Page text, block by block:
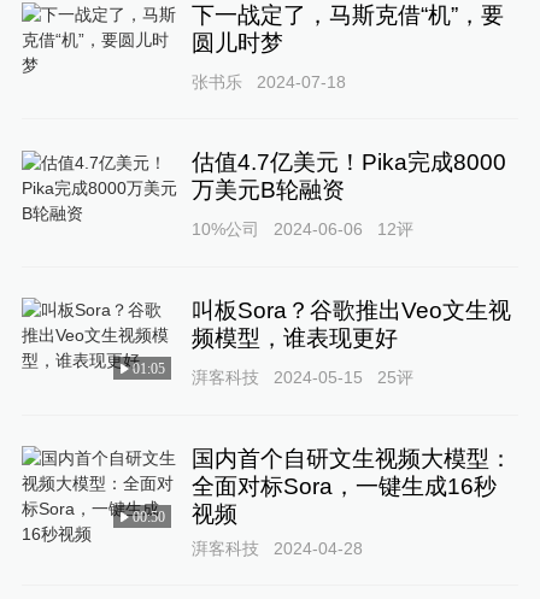
下一战定了，马斯克借“机”，要
圆儿时梦
张书乐 2024-07-18
估值4.7亿美元！Pika完成8000
万美元B轮融资
10%公司 2024-06-06 12评
01:05
叫板Sora？谷歌推出Veo文生视
频模型，谁表现更好
湃客科技 2024-05-15 25评
00:50
国内首个自研文生视频大模型：
全面对标Sora，一键生成16秒
视频
湃客科技 2024-04-28